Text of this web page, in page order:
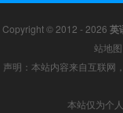
Copyright © 2012 - 2026 英
站地图
声明：本站内容来自互联网
本站仅为个